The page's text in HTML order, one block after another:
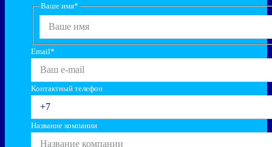
Ваше имя*
Email*
Контактный телефон
Название компании